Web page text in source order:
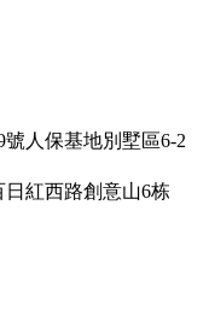
人保基地別墅區6-2
紅西路創意山6栋